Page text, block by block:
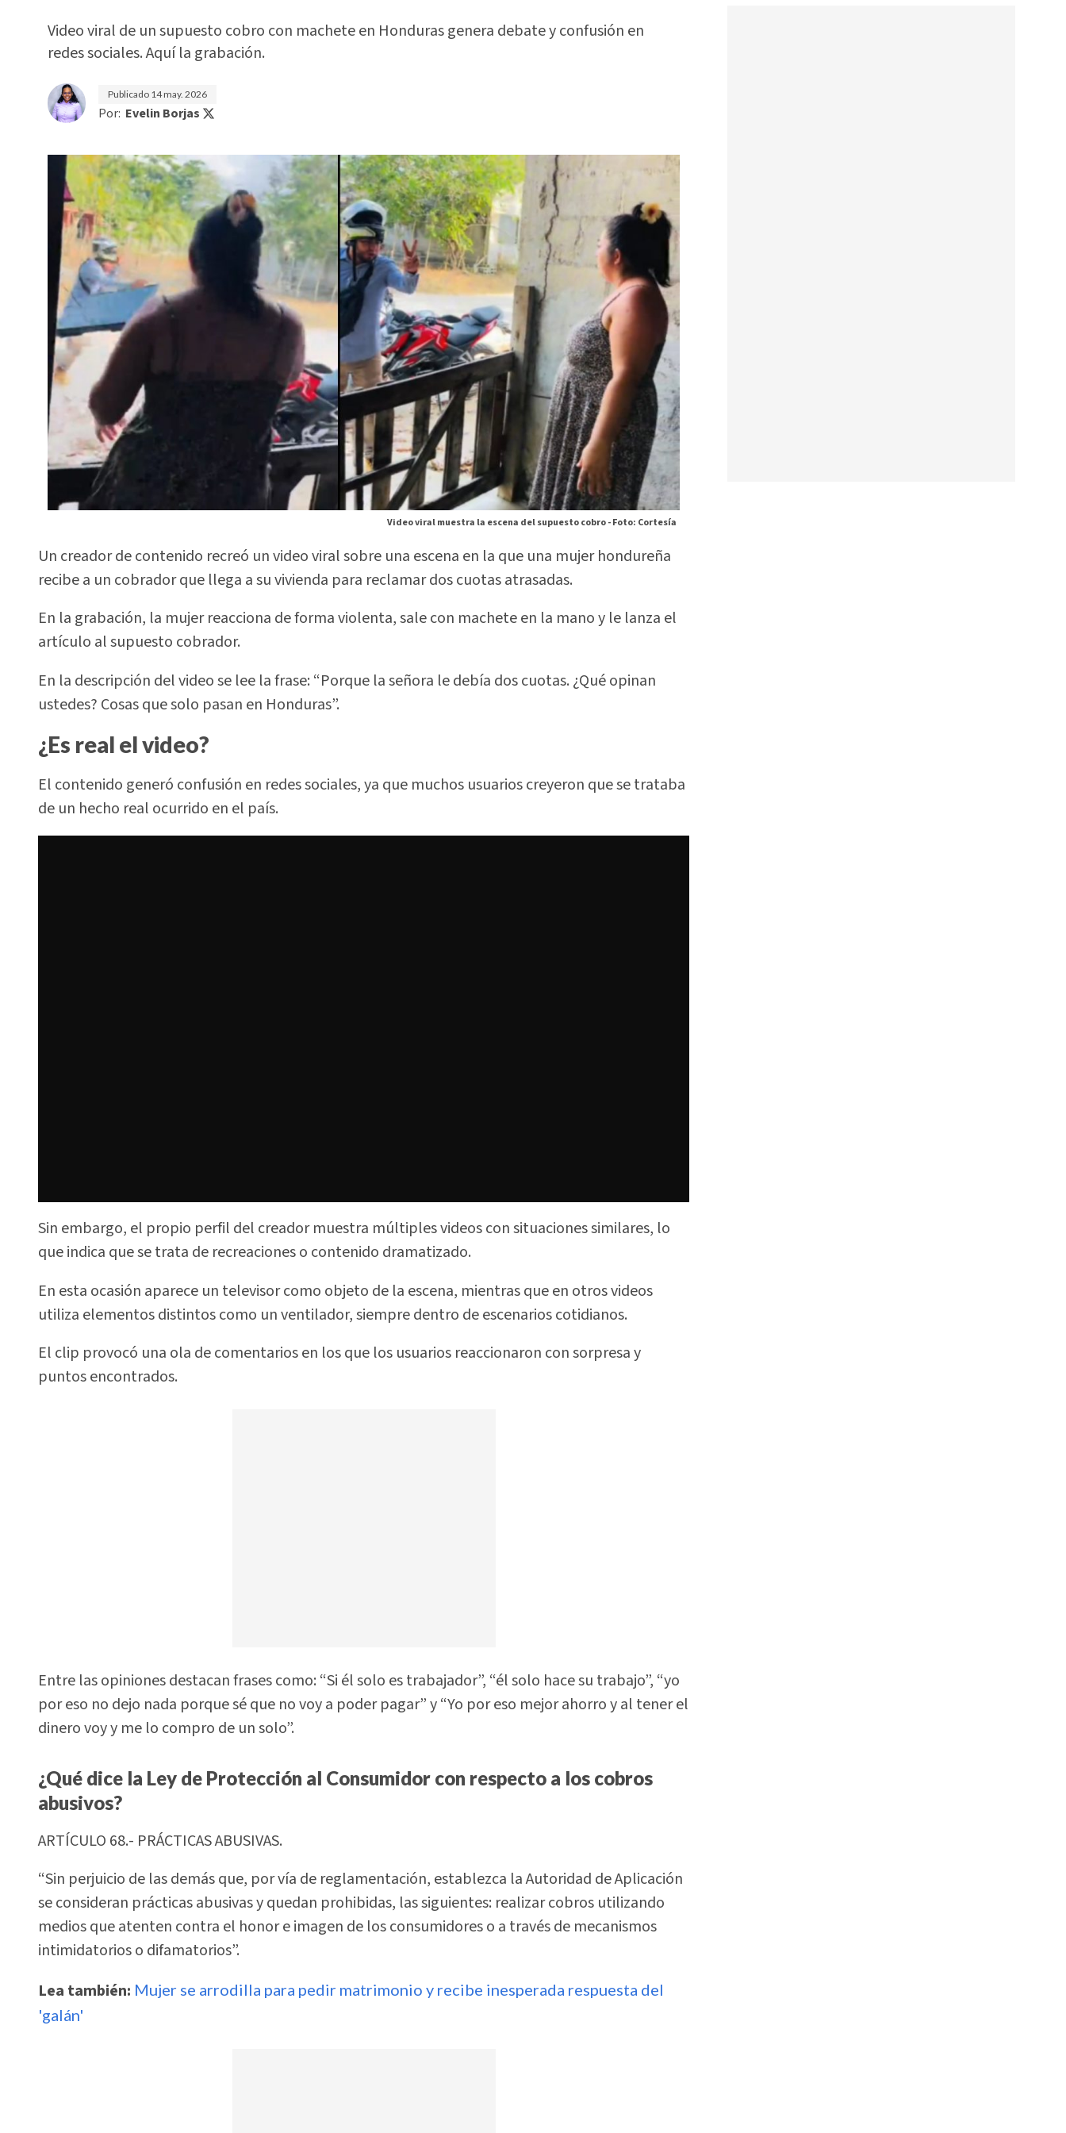
Video viral de un supuesto cobro con machete en Honduras genera debate y confusión en
redes sociales. Aquí la grabación.
Publicado 14 may. 2026
Por: Evelin Borjas
Video viral muestra la escena del supuesto cobro -Foto: Cortesía
Un creador de contenido recreó un video viral sobre una escena en la que una mujer hondureña
recibe a un cobrador que llega a su vivienda para reclamar dos cuotas atrasadas.
En la grabación, la mujer reacciona de forma violenta, sale con machete en la mano y le lanza el
artículo al supuesto cobrador.
En la descripción del video se lee la frase: “Porque la señora le debía dos cuotas. ¿Qué opinan
ustedes? Cosas que solo pasan en Honduras”.
¿Es real el video?
El contenido generó confusión en redes sociales, ya que muchos usuarios creyeron que se trataba
de un hecho real ocurrido en el país.
Sin embargo, el propio perfil del creador muestra múltiples videos con situaciones similares, lo
que indica que se trata de recreaciones o contenido dramatizado.
En esta ocasión aparece un televisor como objeto de la escena, mientras que en otros videos
utiliza elementos distintos como un ventilador, siempre dentro de escenarios cotidianos.
El clip provocó una ola de comentarios en los que los usuarios reaccionaron con sorpresa y
puntos encontrados.
Entre las opiniones destacan frases como: “Si él solo es trabajador”, “él solo hace su trabajo”, “yo
por eso no dejo nada porque sé que no voy a poder pagar” y “Yo por eso mejor ahorro y al tener el
dinero voy y me lo compro de un solo”.
¿Qué dice la Ley de Protección al Consumidor con respecto a los cobros
abusivos?
ARTÍCULO 68.- PRÁCTICAS ABUSIVAS.
“Sin perjuicio de las demás que, por vía de reglamentación, establezca la Autoridad de Aplicación
se consideran prácticas abusivas y quedan prohibidas, las siguientes: realizar cobros utilizando
medios que atenten contra el honor e imagen de los consumidores o a través de mecanismos
intimidatorios o difamatorios”.
Lea también: Mujer se arrodilla para pedir matrimonio y recibe inesperada respuesta del
'galán'